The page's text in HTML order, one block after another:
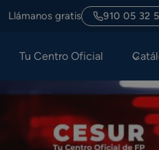
Llámanos gratis 910 05 32
Tu Centro Oficial